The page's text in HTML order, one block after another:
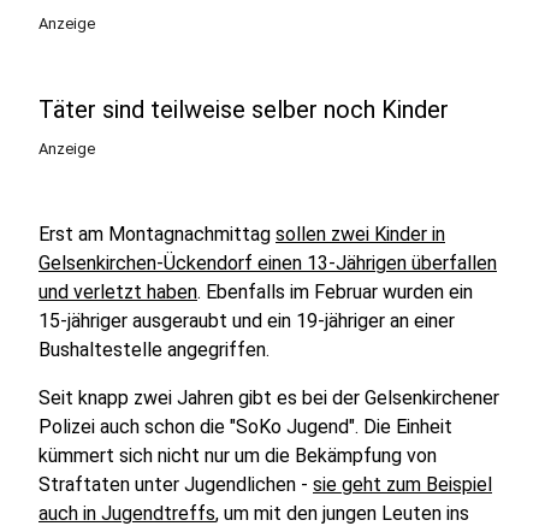
Anzeige
Täter sind teilweise selber noch Kinder
Anzeige
Erst am Montagnachmittag sollen zwei Kinder in
Gelsenkirchen-Ückendorf einen 13-Jährigen überfallen
und verletzt haben. Ebenfalls im Februar wurden ein
15-jähriger ausgeraubt und ein 19-jähriger an einer
Bushaltestelle angegriffen.
Seit knapp zwei Jahren gibt es bei der Gelsenkirchener
Polizei auch schon die "SoKo Jugend". Die Einheit
kümmert sich nicht nur um die Bekämpfung von
Straftaten unter Jugendlichen - sie geht zum Beispiel
auch in Jugendtreffs, um mit den jungen Leuten ins